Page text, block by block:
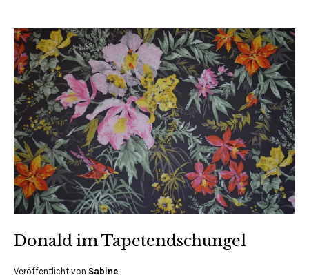
Donald im Tapetendschungel
Veröffentlicht von Sabine